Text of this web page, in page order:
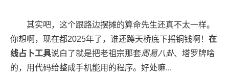
其实吧，这个跟路边摆摊的算命先生还真不太一样。
你想啊，现在都2025年了，谁还蹲天桥底下摇铜钱啊！ 在
线占卜工具说白了就是把老祖宗那套周易八卦、塔罗牌啥
的，用代码给整成手机能用的程序。好处嘛...